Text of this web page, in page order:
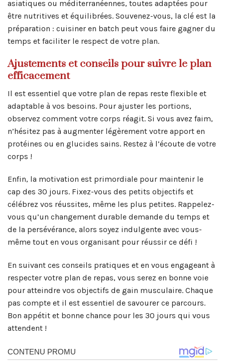
asiatiques ou méditerranéennes, toutes adaptées pour
être nutritives et équilibrées. Souvenez-vous, la clé est la
préparation : cuisiner en batch peut vous faire gagner du
temps et faciliter le respect de votre plan.
Ajustements et conseils pour suivre le plan
efficacement
Il est essentiel que votre plan de repas reste flexible et
adaptable à vos besoins. Pour ajuster les portions,
observez comment votre corps réagit. Si vous avez faim,
n’hésitez pas à augmenter légèrement votre apport en
protéines ou en glucides sains. Restez à l’écoute de votre
corps !
Enfin, la motivation est primordiale pour maintenir le
cap des 30 jours. Fixez-vous des petits objectifs et
célébrez vos réussites, même les plus petites. Rappelez-
vous qu’un changement durable demande du temps et
de la persévérance, alors soyez indulgente avec vous-
même tout en vous organisant pour réussir ce défi !
En suivant ces conseils pratiques et en vous engageant à
respecter votre plan de repas, vous serez en bonne voie
pour atteindre vos objectifs de gain musculaire. Chaque
pas compte et il est essentiel de savourer ce parcours.
Bon appétit et bonne chance pour les 30 jours qui vous
attendent !